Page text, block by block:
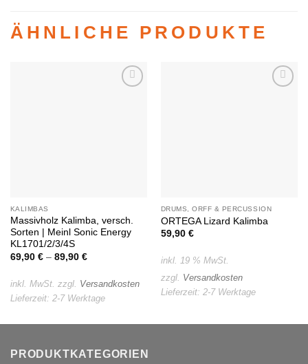
ÄHNLICHE PRODUKTE
KALIMBAS
Massivholz Kalimba, versch.
Sorten | Meinl Sonic Energy
KL1701/2/3/4S
69,90 €– 89,90 €
inkl. MwSt. zzgl. Versandkosten
Lieferzeit: 2-7 Werktage
DRUMS, ORFF & PERCUSSION
ORTEGA Lizard Kalimba
59,90 €
inkl. 19 % MwSt.
zzgl. Versandkosten
Lieferzeit: 2-7 Werktage
PRODUKTKATEGORIEN